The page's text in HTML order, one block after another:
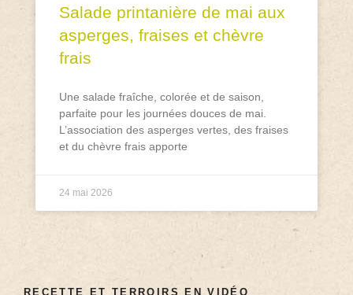
Salade printanière de mai aux
asperges, fraises et chèvre
frais
Une salade fraîche, colorée et de saison,
parfaite pour les journées douces de mai.
L’association des asperges vertes, des fraises
et du chèvre frais apporte
24 mai 2026
RECETTE ET TERROIRS EN VIDÉO